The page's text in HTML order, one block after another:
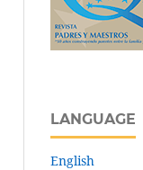
LANGUAGE
English